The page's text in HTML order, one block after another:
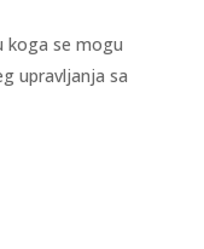
koga se mogu
upravljanja sa